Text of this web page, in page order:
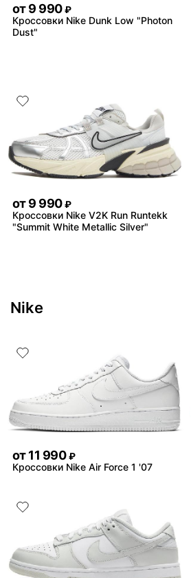
от9 990 ₽
Кроссовки Nike Dunk Low "Photon
Dust"
от9 990 ₽
Кроссовки Nike V2K Run Runtekk
"Summit White Metallic Silver"
Nike
от11 990 ₽
Кроссовки Nike Air Force 1 '07